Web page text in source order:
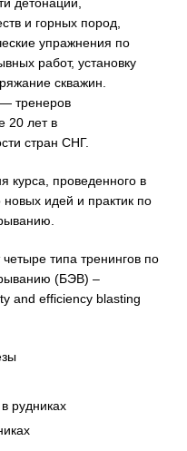
детонации,
и горных пород,
упражнения по
работ, установку
скважин.
тренеров
20 лет в
стран СНГ.
курса, проведенного в
идей и практик по
типа тренингов по
(БЭВ) –
and efficiency blasting
рудниках